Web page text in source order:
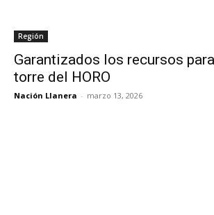
Región
Garantizados los recursos
torre del HORO
Nación Llanera - marzo 13, 2026